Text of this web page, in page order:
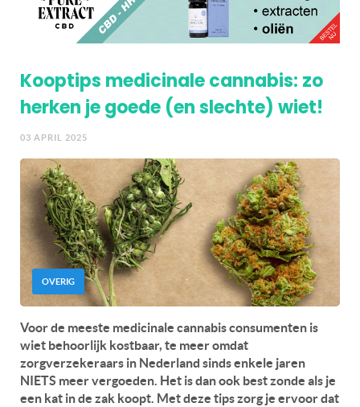
Kooptips medicinale cannabis: zo
herken je goede (en slechte) wiet!
03 APRIL 2025
OVERIG
Voor de meeste medicinale cannabis consumenten is
wiet behoorlijk kostbaar, te meer omdat
zorgverzekeraars in Nederland sinds enkele jaren
NIETS meer vergoeden. Het is dan ook best zonde als je
een kat in de zak koopt. Met deze tips zorg je ervoor dat